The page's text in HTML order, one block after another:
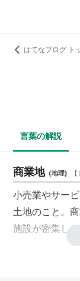
はてなブログ ト
言葉の解説
商業地 (地理) 【
小売業やサー
土地のこと。
施設が密集し